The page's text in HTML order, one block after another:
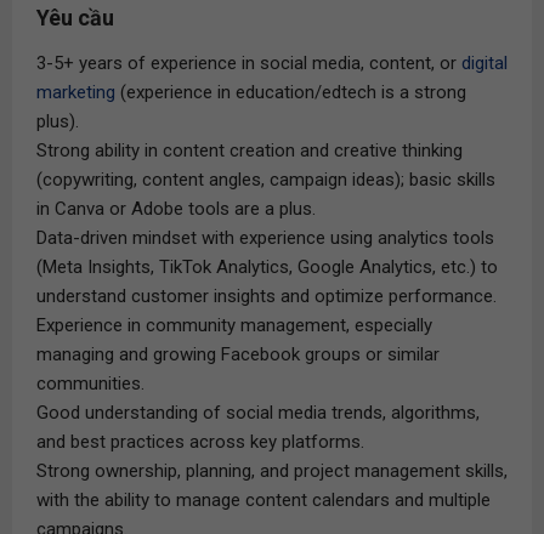
Yêu cầu
3-5+ years of experience in social media, content, or digital
marketing (experience in education/edtech is a strong
plus).
Strong ability in content creation and creative thinking
(copywriting, content angles, campaign ideas); basic skills
in Canva or Adobe tools are a plus.
Data-driven mindset with experience using analytics tools
(Meta Insights, TikTok Analytics, Google Analytics, etc.) to
understand customer insights and optimize performance.
Experience in community management, especially
managing and growing Facebook groups or similar
communities.
Good understanding of social media trends, algorithms,
and best practices across key platforms.
Strong ownership, planning, and project management skills,
with the ability to manage content calendars and multiple
campaigns.